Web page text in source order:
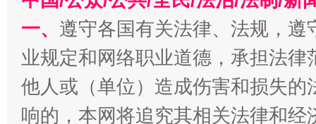
习近平的博鳌关键词
魏明亮
一、 遵守各国有关法律、法规，
业规定和网络职业道德，承担法
他人或（单位）造成伤害和损失
响的，本网将追究其相关法律和